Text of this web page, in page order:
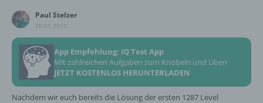
Paul Stelzer
20.01.2017
App Empfehlung: IQ Test App
Mit zahlreichen Aufgaben zum Knobeln und Üben
JETZT KOSTENLOS HERUNTERLADEN
Nachdem wir euch bereits die Lösung der ersten 1287 Level